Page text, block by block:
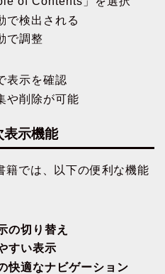
で検出される
で調整
表示を確認
や削除が可能
示機能
では、以下の便利な機能
の切り替え
すい表示
快適なナビゲーション